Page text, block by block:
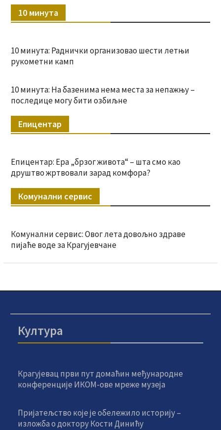
10 минута
10 минута: Раднички организовао шести летњи
рукометни камп
10 минута: На базенима нема места за непажњу –
последице могу бити озбиљне
Епицентар
Епицентар: Ера „брзог живота“ – шта смо као
друштво жртвовали зарад комфора?
Комунални сервис
Комунални сервис: Овог лета довољно здраве
пијаће воде за Крагујевчане
Култура
Крагујевац први пут домаћин међународне
конференције ИКОМ-ове мреже музеја
Пријатељство које је обележило историју –
изложба о доктору Кости Динићу